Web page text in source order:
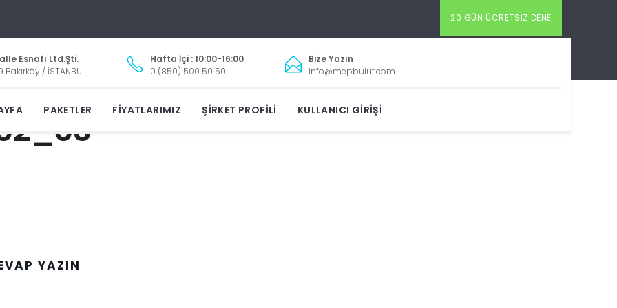
20 GÜN ÜCRETSIZ DENE
Esnafı Ltd.Şti.
Bakırköy / İSTANBUL
Hafta İçi : 10:00-16:00
0 (850) 500 50 50
Bize Yazın
info@mepbulut.com
PAKETLER FIYATLARIMIZ ŞIRKET PROFILI KULLANICI GIRIŞI
YAZIN